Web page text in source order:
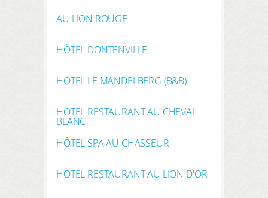
AU LION ROUGE
HÔTEL DONTENVILLE
HOTEL LE MANDELBERG (B&B)
HOTEL RESTAURANT AU CHEVAL
BLANC
HÔTEL SPA AU CHASSEUR
HOTEL RESTAURANT AU LION D'OR